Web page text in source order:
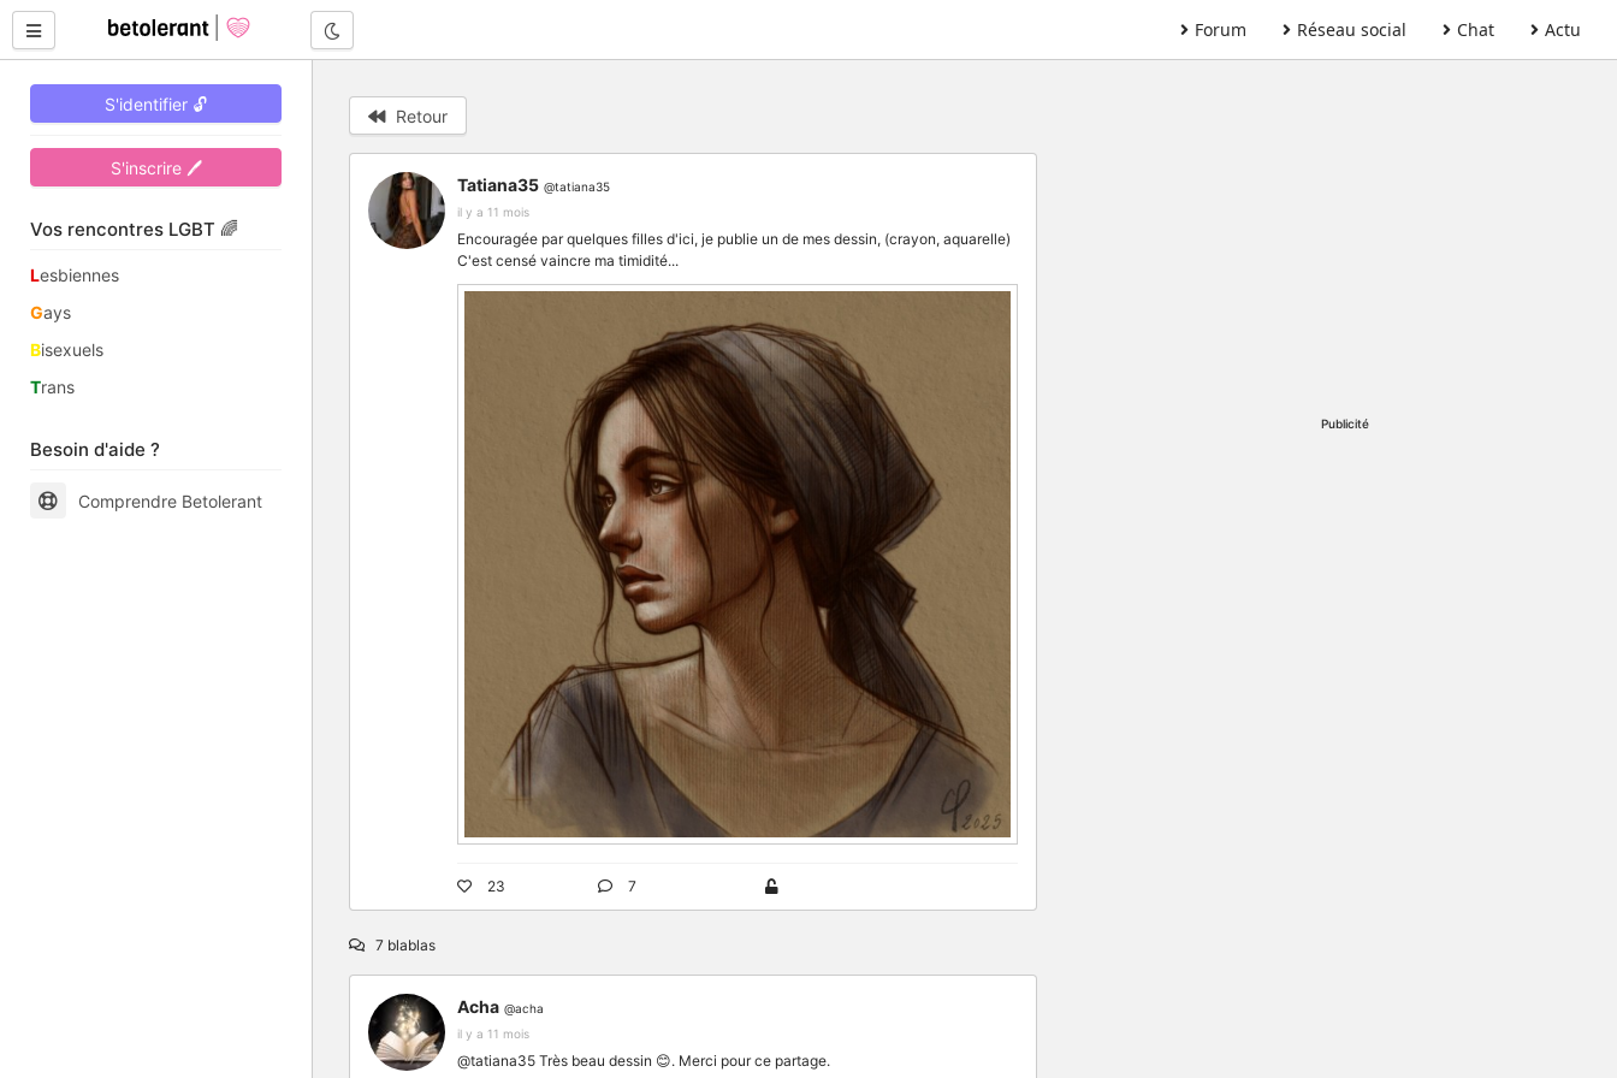
Forum Réseau social Chat Actu
S'identifier 🔓
S'inscrire 🖊
Vos rencontres LGBT 🌈
Lesbiennes
Gays
Bisexuels
Trans
Besoin d'aide ?
Comprendre Betolerant
Retour
Tatiana35 @tatiana35
il y a 11 mois
Encouragée par quelques filles d'ici, je publie un de mes dessin, (crayon, aquarelle)
C'est censé vaincre ma timidité...
23 7
7 blablas
Acha @acha
il y a 11 mois
@tatiana35 Très beau dessin 😊. Merci pour ce partage.
Publicité